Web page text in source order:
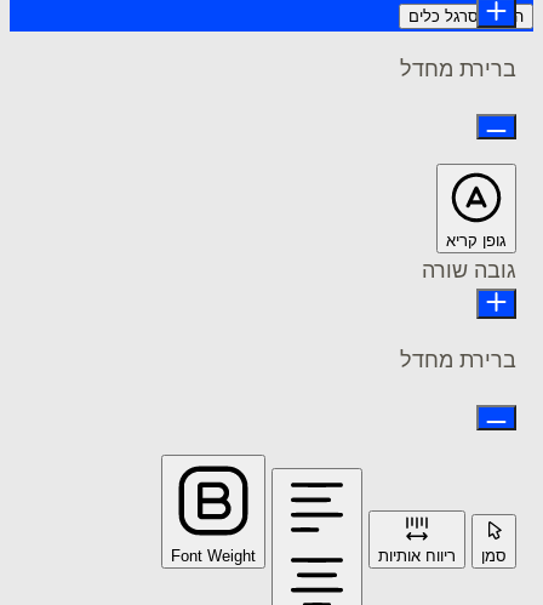
כלים
מחדל
שורה
מחדל
ריווח אותיות Font Weight